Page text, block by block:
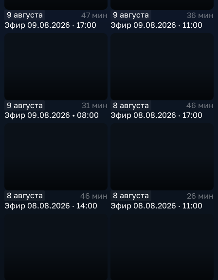
9 августа
47 мин
Эфир 09.08.2026 · 17:00
9 августа
36 мин
Эфир 09.08.2026 · 11:00
9 августа
31 мин
Эфир 09.08.2026 • 08:00
8 августа
46 мин
Эфир 08.08.2026 · 17:00
8 августа
46 мин
Эфир 08.08.2026 · 14:00
8 августа
26 мин
Эфир 08.08.2026 · 11:00